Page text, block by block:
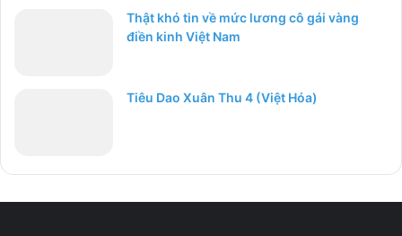
Thật khó tin về mức lương cô gái vàng
điền kinh Việt Nam
Tiêu Dao Xuân Thu 4 (Việt Hóa)